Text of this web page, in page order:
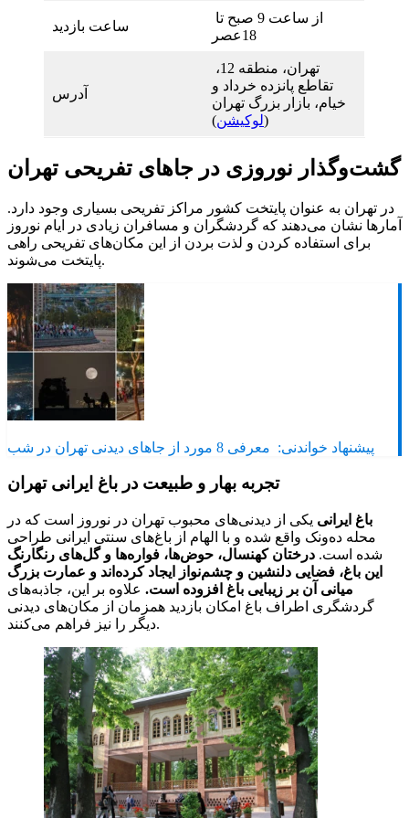
ساعت بازدید
آدرس
تقاطع پانزده خرداد و
خیام، بازار بزرگ تهران
(لوکیشن)
گشت‌وگذار نوروزی در جاهای تفریحی تهران
در تهران به عنوان پایتخت کشور مراکز تفریحی بسیاری وجود دارد.
آمارها نشان می‌دهند که گردشگران و مسافران زیادی در ایام نوروز
برای استفاده کردن و لذت بردن از این مکان‌های تفریحی راهی
پایتخت می‌شوند.
پیشنهاد خواندنی: معرفی 8 مورد از جاهای دیدنی تهران در شب
تجربه بهار و طبیعت در باغ ایرانی تهران
باغ ایرانی یکی از دیدنی‌های محبوب تهران در نوروز است که در
محله ده‌ونک واقع شده و با الهام از باغ‌های سنتی ایرانی طراحی
شده است. درختان کهنسال، حوض‌ها، فواره‌ها و گل‌های رنگارنگ
این باغ، فضایی دلنشین و چشم‌نواز ایجاد کرده‌اند و عمارت بزرگ
میانی آن بر زیبایی باغ افزوده است. علاوه بر این، جاذبه‌های
گردشگری اطراف باغ امکان بازدید همزمان از مکان‌های دیدنی
دیگر را نیز فراهم می‌کنند.